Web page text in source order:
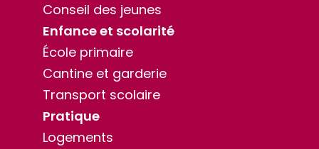
Conseil des jeunes
Enfance et scolarité
École primaire
Cantine et garderie
Transport scolaire
Pratique
Logements